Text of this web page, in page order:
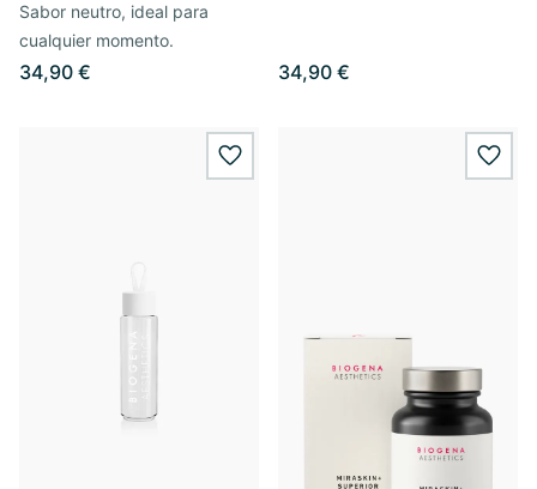
Sabor neutro, ideal para
cualquier momento.
34,90 € 34,90 €
wishlist.add